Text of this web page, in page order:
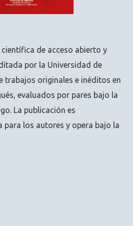
de acceso abierto y
por la Universidad de
trabajos originales e inéditos en
evaluados por pares bajo la
La publicación es
para los autores y opera bajo la
científica.